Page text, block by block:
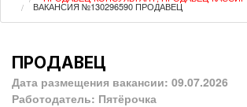
ВАКАНСИЯ №130296590 ПРОДАВЕЦ
ПРОДАВЕЦ
Дата размещения вакансии: 09.07.2026
Работодатель: Пятёрочка